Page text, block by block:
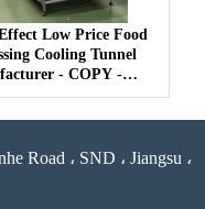
Low Price Food
Cooling Tunnel
- COPY -